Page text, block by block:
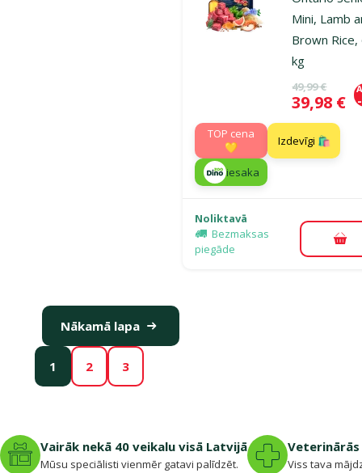
Mini, Lamb
Brown Rice,
kg
Oriģinālā
49,99 €
Cena
39,98 €
TOP cena
💛
Izdevīgi 🛍️
iesaka
Noliktavā
Bezmaksas
piegāde
1 2 3
Nākamā lapa
Vairāk nekā 40 veikalu visā Latvijā
Mūsu speciālisti vienmēr gatavi palīdzēt. Viss tava